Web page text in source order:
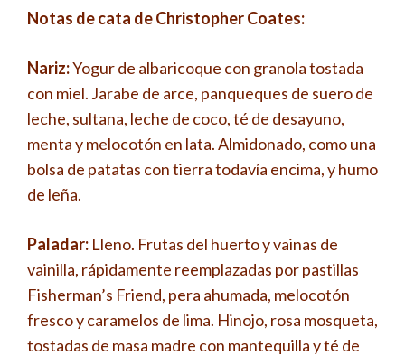
Notas de cata de Christopher Coates:
Nariz:Yogur de albaricoque con granola tostada
con miel. Jarabe de arce, panqueques de suero de
leche, sultana, leche de coco, té de desayuno,
menta y melocotón en lata. Almidonado, como una
bolsa de patatas con tierra todavía encima, y ​​humo
de leña.
Paladar: Lleno. Frutas del huerto y vainas de
vainilla, rápidamente reemplazadas por pastillas
Fisherman’s Friend, pera ahumada, melocotón
fresco y caramelos de lima. Hinojo, rosa mosqueta,
tostadas de masa madre con mantequilla y té de